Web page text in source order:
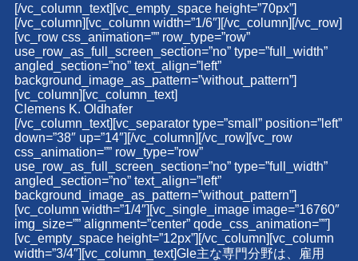
[/vc_column_text][vc_empty_space height=”70px”]
[/vc_column][vc_column width=”1/6″][/vc_column][/vc_row]
[vc_row css_animation=”” row_type=”row”
use_row_as_full_screen_section=”no” type=”full_width”
angled_section=”no” text_align=”left”
background_image_as_pattern=”without_pattern”]
[vc_column][vc_column_text]
Clemens K. Oldhafer
[/vc_column_text][vc_separator type=”small” position=”left”
down=”38″ up=”14″][/vc_column][/vc_row][vc_row
css_animation=”” row_type=”row”
use_row_as_full_screen_section=”no” type=”full_width”
angled_section=”no” text_align=”left”
background_image_as_pattern=”without_pattern”]
[vc_column width=”1/4″][vc_single_image image=”16760″
img_size=”” alignment=”center” qode_css_animation=””]
[vc_empty_space height=”12px”][/vc_column][vc_column
width=”3/4″][vc_column_text]Gle主な専門分野は、雇用